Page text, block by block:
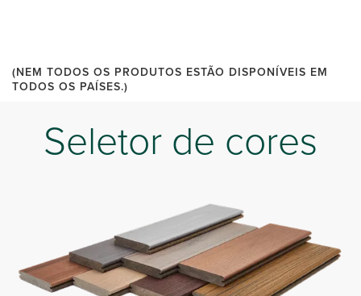
(NEM TODOS OS PRODUTOS ESTÃO DISPONÍVEIS EM
TODOS OS PAÍSES.)
Seletor de cores